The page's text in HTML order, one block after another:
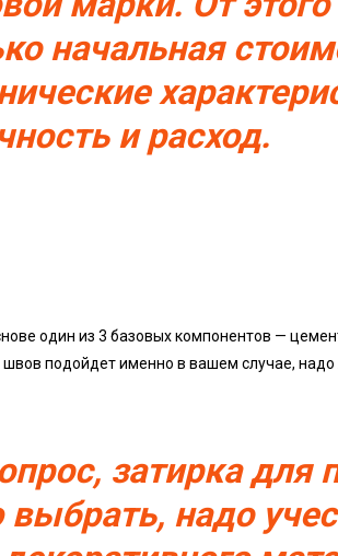
начальная
и расход.
один из 3 базовых компонентов —
подойдет именно в вашем случае,
затирка для
надо